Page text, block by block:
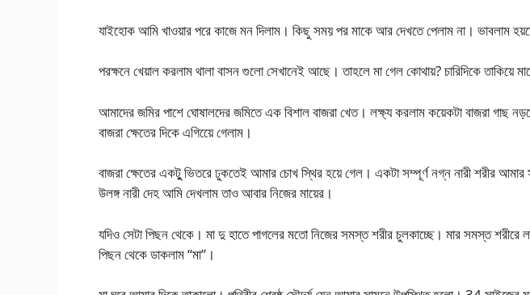
যাইহোক আমি খাওয়ার পরে কাজে মন দিলাম। কিছু সময় পর মাকে আর দেখতে পেলাম না। ভাবলাম
পরক্ষনে খেয়াল করলাম থালা বাসন গুলো সেখানেই আছে। তাহলে মা গেল কোথায়? চারিদিকে তাকিয়ে
আমাদের জমির পাশে ঘোষালদের জমিতে এক বিশাল বাজরা খেত। লক্ষ্য করলাম কয়েকটা বাজরা
বাজরা ক্ষেতের দিকে এগিয়েে গেলাম।
বাজরা ক্ষেতের একটুু ভিতরে ঢুকতেই আমার চোখ স্থির হয়ে গেল। একটা সম্পূর্ণ নগ্ন নারী শরীর
উলঙ্গ নারী দেহ আমি দেখলাম তাও আবার নিজের মায়ের।
যদিও সেটা পিছন থেকে। মা দু হাতে পাগলের মতো নিজের সমস্ত শরীর চুলকাচ্ছে। মার সমস্ত
পিছন থেকে ডাকলাম “মা”।